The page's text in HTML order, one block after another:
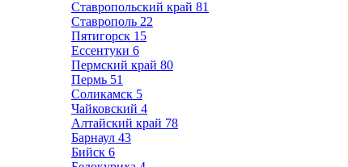
Ставропольский край 81
Ставрополь 22
Пятигорск 15
Ессентуки 6
Пермский край 80
Пермь 51
Соликамск 5
Чайковский 4
Алтайский край 78
Барнаул 43
Бийск 6